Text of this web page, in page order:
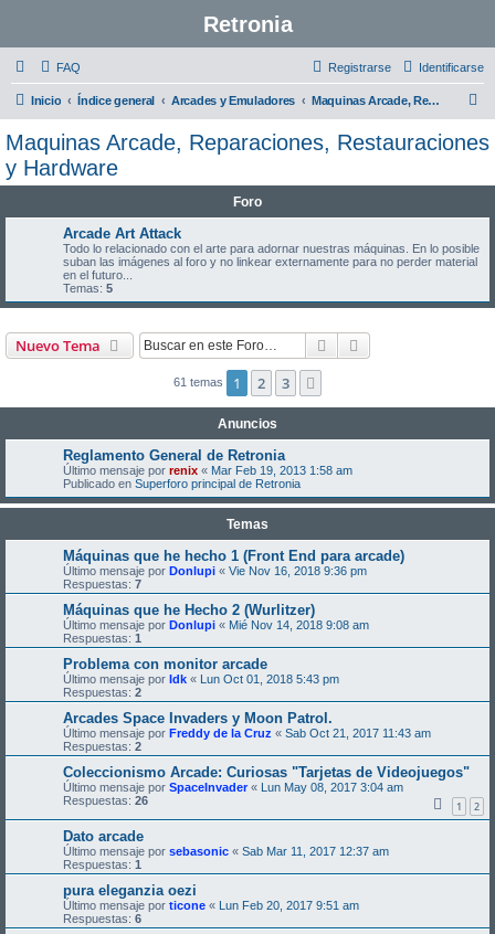
Retronia
FAQ Identificarse
Registrarse
Inicio Índice general Arcades y Emuladores Maquinas Arcade, Reparaciones, Restauraciones y Hardware
s
Maquinas Arcade, Reparaciones, Restauraciones
y Hardware
Foro
Arcade Art Attack
Todo lo relacionado con el arte para adornar nuestras máquinas. En lo posible
suban las imágenes al foro y no linkear externamente para no perder material
en el futuro...
Temas: 5
Nuevo Tema Buscar
61 temas 1 2 3
Anuncios
Reglamento General de Retronia
Último mensaje por renix « Mar Feb 19, 2013 1:58 am
Publicado en Superforo principal de Retronia
Temas
Máquinas que he hecho 1 (Front End para arcade)
Último mensaje por Donlupi « Vie Nov 16, 2018 9:36 pm
Respuestas: 7
Máquinas que he Hecho 2 (Wurlitzer)
Último mensaje por Donlupi « Mié Nov 14, 2018 9:08 am
Respuestas: 1
Problema con monitor arcade
Último mensaje por Idk « Lun Oct 01, 2018 5:43 pm
Respuestas: 2
Arcades Space Invaders y Moon Patrol.
Último mensaje por Freddy de la Cruz « Sab Oct 21, 2017 11:43 am
Respuestas: 2
Coleccionismo Arcade: Curiosas "Tarjetas de Videojuegos"
Último mensaje por SpaceInvader« Lun May 08, 2017 3:04 am
Respuestas: 26 1 2
Dato arcade
Último mensaje por sebasonic « Sab Mar 11, 2017 12:37 am
Respuestas: 1
pura eleganzia oezi
Último mensaje por ticone « Lun Feb 20, 2017 9:51 am
Respuestas: 6